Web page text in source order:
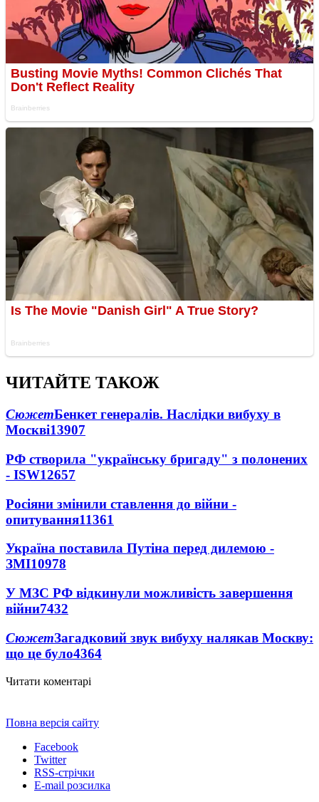
ЧИТАЙТЕ ТАКОЖ
СюжетБенкет генералів. Наслідки вибуху в
Москві13907
РФ створила "українську бригаду" з полонених
- ISW12657
Росіяни змінили ставлення до війни -
опитування11361
Україна поставила Путіна перед дилемою -
ЗМІ10978
У МЗС РФ відкинули можливість завершення
війни7432
СюжетЗагадковий звук вибуху налякав Москву:
що це було4364
Читати коментарі
Повна версія сайту
Facebook
Twitter
RSS-стрічки
E-mail розсилка